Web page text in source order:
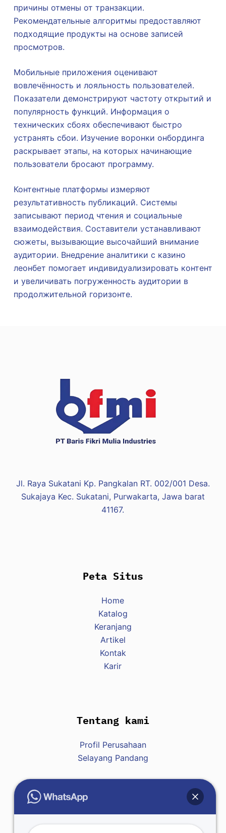
причины отмены от транзакции.
Рекомендательные алгоритмы предоставляют
подходящие продукты на основе записей
просмотров.
Мобильные приложения оценивают
вовлечённость и лояльность пользователей.
Показатели демонстрируют частоту открытий и
популярность функций. Информация о
технических сбоях обеспечивают быстро
устранять сбои. Изучение воронки онбординга
раскрывает этапы, на которых начинающие
пользователи бросают программу.
Контентные платформы измеряют
результативность публикаций. Системы
записывают период чтения и социальные
взаимодействия. Составители устанавливают
сюжеты, вызывающие высочайший внимание
аудитории. Внедрение аналитики с казино
леонбет помогает индивидуализировать контент
и увеличивать погруженность аудитории в
продолжительной горизонте.
Jl. Raya Sukatani Kp. Pangkalan RT. 002/001 Desa.
Sukajaya Kec. Sukatani, Purwakarta, Jawa barat
41167.
Peta Situs
Home
Katalog
Keranjang
Artikel
Kontak
Karir
Tentang kami
Profil Perusahaan
Selayang Pandang
Hubungi Kami